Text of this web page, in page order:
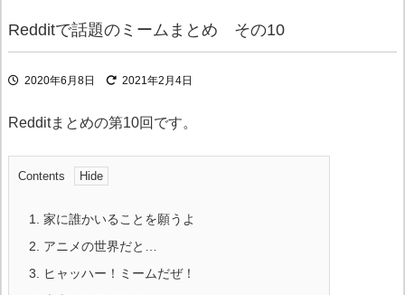
Redditで話題のミームまとめ その10
2020年6月8日 2021年2月4日
Redditまとめの第10回です。
Contents
1.
家に誰かいることを願うよ
2.
アニメの世界だと…
3.
ヒャッハー！ミームだぜ！